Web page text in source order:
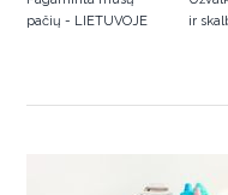
pačių - LIETUVOJE
ir